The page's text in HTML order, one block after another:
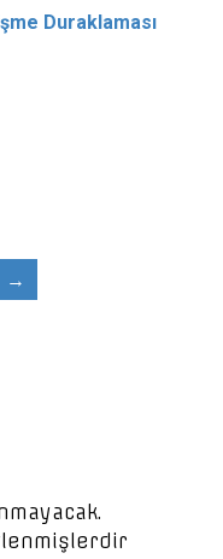
Duraklaması
→